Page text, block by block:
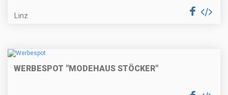
Linz
WERBESPOT "MODEHAUS STÖCKER"